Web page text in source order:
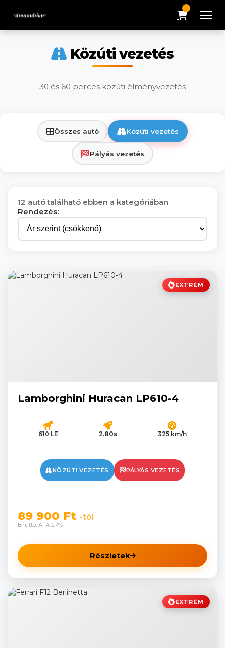
Közúti vezetés
30 és 60 perces közúti élményvezetés
Összes autó Közúti vezetés
Pályás vezetés
12 autó található ebben a kategóriában
Rendezés:
EXTRÉM
Lamborghini Huracan LP610-4
610 LE 2.80s 325 km/h
KÖZÚTI VEZETÉS PÁLYÁS VEZETÉS
89 900 Ft -tól
Bruttó, ÁFA 27%
Részletek
EXTRÉM